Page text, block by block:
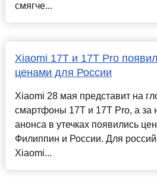
смягче...
Xiaomi 17T и 17T Pro
ценами для России
Xiaomi 28 мая представит на
смартфоны 17T и 17T Pro, а за
анонса в утечках появились
Филиппин и России. Для
Xiaomi...